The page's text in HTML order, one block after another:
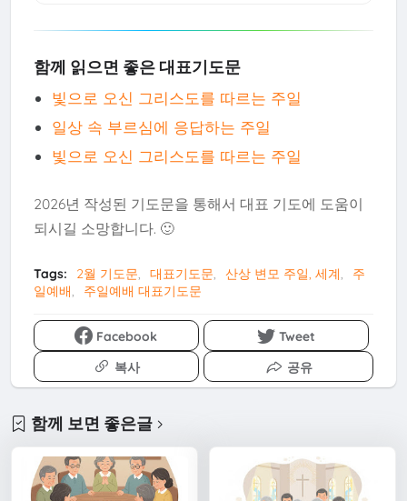
함께 읽으면 좋은 대표기도문
빛으로 오신 그리스도를 따르는 주일
일상 속 부르심에 응답하는 주일
빛으로 오신 그리스도를 따르는 주일
2026년 작성된 기도문을 통해서 대표 기도에 도움이
되시길 소망합니다. 🙂
Tags: 2월 기도문 대표기도문 산상 변모 주일, 세계
주
일예배
주일예배 대표기도문
Facebook
Tweet
복사
공유
함께 보면 좋은글